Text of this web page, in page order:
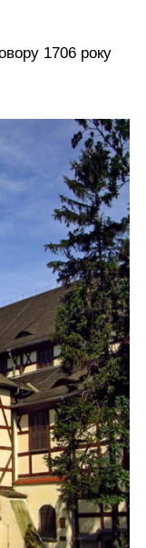
1706 року